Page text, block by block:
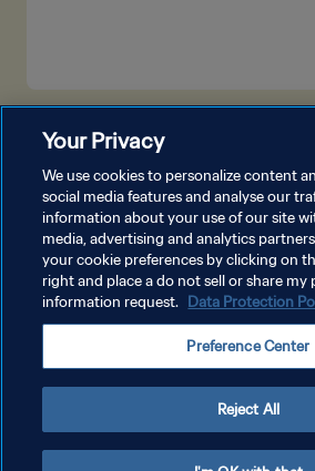
POLÍTICA DE PRIVACIDAD
AJUSTAR LA CONFIGURACIÓN DE LAS
Copyright © 1994 - 2026 FIFA. Todos los derechos
Your Privacy
We use cookies to personalize content
social media features and analyse our
information about your use of our site
media, advertising and analytics
your cookie preferences by clicking on
right and place a do not sell or share my
information request. Data Protection
Preference Center
Reject All